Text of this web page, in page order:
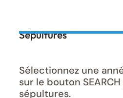
Sépultures
Sélectionnez une
sur le bouton
sépultures.